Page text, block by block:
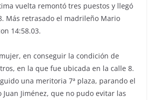
vuelta remontó tres puestos y llegó
Más retrasado el madrileño Mario
14:58.03.
en conseguir la condición de
en la que fue ubicada en la calle 8.
una meritoria 7ª plaza, parando el
Jiménez, que no pudo evitar las